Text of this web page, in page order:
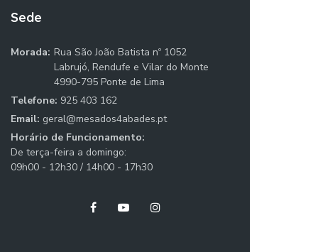
Sede
Morada: Rua São João Batista nº 1052
Labrujó, Rendufe e Vilar do Monte
4990-795 Ponte de Lima
Telefone: 925 403 162
Email: geral@mesados4abades.pt
Horário de Funcionamento:
De terça-feira a domingo:
09h00 - 12h30 / 14h00 - 17h30